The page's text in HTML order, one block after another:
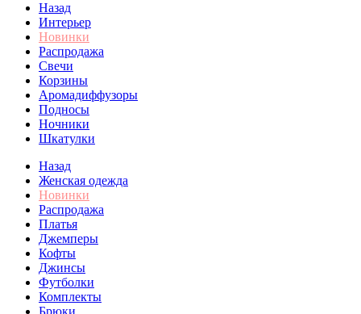
Назад
Интерьер
Новинки
Распродажа
Свечи
Корзины
Аромадиффузоры
Подносы
Ночники
Шкатулки
Назад
Женская одежда
Новинки
Распродажа
Платья
Джемперы
Кофты
Джинсы
Футболки
Комплекты
Брюки